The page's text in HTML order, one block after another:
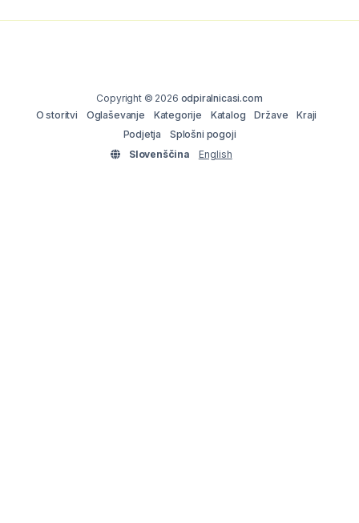
Copyright © 2026 odpiralnicasi.com
O storitvi
Oglaševanje Kategorije Katalog Države
Kraji
Podjetja
Splošni pogoji
Slovenščina
English